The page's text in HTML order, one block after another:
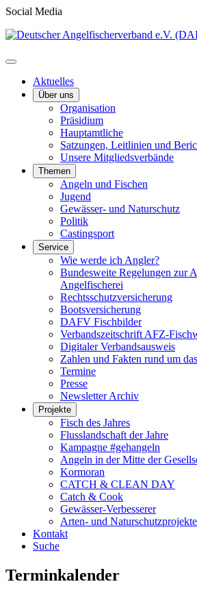
Social Media
Aktuelles
Über uns
Organisation
Präsidium
Hauptamtliche
Satzungen, Leitlinien und
Unsere Mitgliedsverbände
Themen
Angeln und Fischen
Jugend
Gewässer- und Naturschutz
Politik
Castingsport
Service
Wie werde ich Angler?
Bundesweite Regelungen zur
Angelfischerei
Rechtsschutzversicherung
Bootsversicherung
DAFV Fischbilder
Verbandszeitschrift AFZ-
Digitaler Verbandsausweis
Zahlen und Fakten rund um
Termine
Presse
Newsletter Archiv
Projekte
Fisch des Jahres
Flusslandschaft der Jahre
Kampagne #gehangeln
Angeln in der Mitte der
Kormoran
CATCH & CLEAN DAY
Catch & Cook
Gewässer-Verbesserer
Arten- und Naturschutzprojekte
Kontakt
Suche
Terminkalender